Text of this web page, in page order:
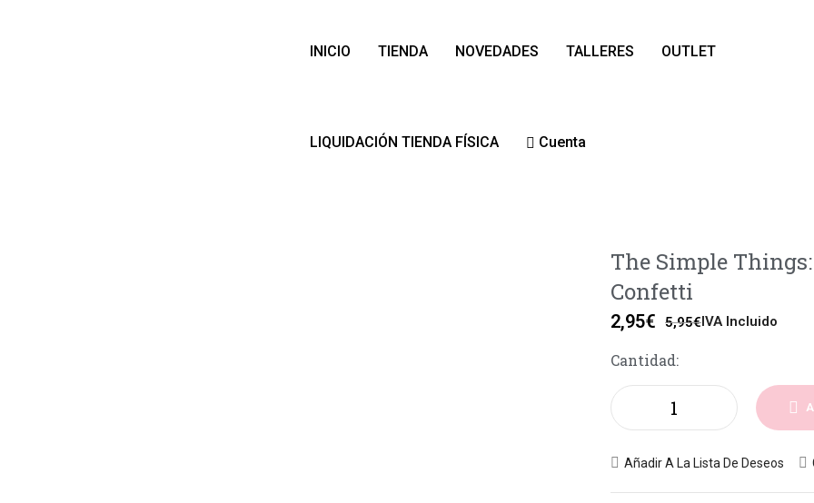
INICIO TIENDA NOVEDADES TALLERES OUTLET
LIQUIDACIÓN TIENDA FÍSICA Cuenta
The Simple
Confetti
5,95€
2,95€ IVA Incluido
Cantidad:
Añadir A La Lista De Deseos